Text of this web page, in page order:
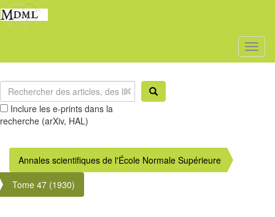
Inclure les e-prints dans la
recherche (arXiv, HAL)
Annales scientifiques de l'École Normale Supérieure
Tome 47 (1930)